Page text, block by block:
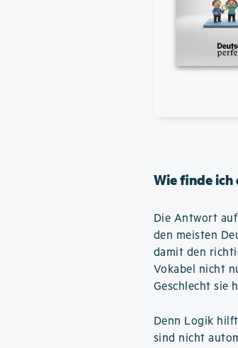
Wie finde ich
Die Antwort
den meisten
damit den
Vokabel nicht
Geschlecht sie
Denn Logik
sind nicht